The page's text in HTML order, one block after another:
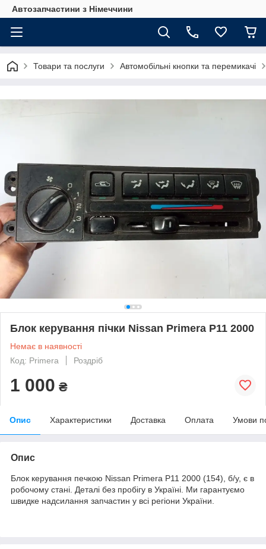
Автозапчастини з Німеччини
Товари та послуги Автомобільні кнопки та перемикачі
Блок керування пічки Nissan Primera P11 2000
Немає в наявності
Код: Primera
Роздріб
1 000 ₴
Опис Характеристики Доставка Оплата Умови
Опис
Блок керування печкою Nissan Primera P11 2000 (154), б/у, є в
робочому стані. Деталі без пробігу в Україні. Ми гарантуємо
швидке надсилання запчастин у всі регіони України.